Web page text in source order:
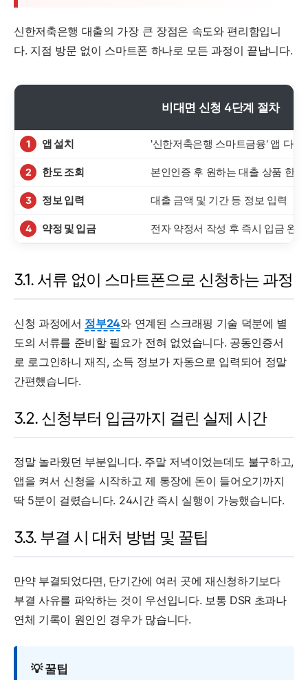
신한저축은행 대출의 가장 큰 장점은 속도와 편리함입니
다. 지점 방문 없이 스마트폰 하나로 모든 과정이 끝납니다.
비대면 신청 4단계 절차
1 앱 설치 '신한저축은행 스마트금융' 앱 다운
2 한도 조회 본인인증 후 원하는 대출 상품 한도
3 정보 입력 대출 금액 및 기간 등 정보 입력
4 약정 및 입금 전자 약정서 작성 후 즉시 입금 완료
3.1. 서류 없이 스마트폰으로 신청하는 과정
신청 과정에서 정부24와 연계된 스크래핑 기술 덕분에 별
도의 서류를 준비할 필요가 전혀 없었습니다. 공동인증서
로 로그인하니 재직, 소득 정보가 자동으로 입력되어 정말
간편했습니다.
3.2. 신청부터 입금까지 걸린 실제 시간
정말 놀라웠던 부분입니다. 주말 저녁이었는데도 불구하고,
앱을 켜서 신청을 시작하고 제 통장에 돈이 들어오기까지
딱 5분이 걸렸습니다. 24시간 즉시 실행이 가능했습니다.
3.3. 부결 시 대처 방법 및 꿀팁
만약 부결되었다면, 단기간에 여러 곳에 재신청하기보다
부결 사유를 파악하는 것이 우선입니다. 보통 DSR 초과나
연체 기록이 원인인 경우가 많습니다.
💡 꿀팁